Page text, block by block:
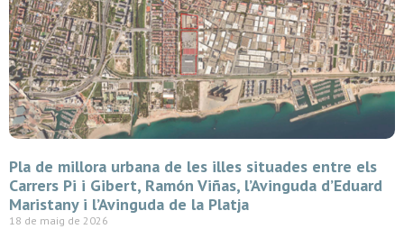
Pla de millora urbana de les illes situades entre els
Carrers Pi i Gibert, Ramón Viñas, l’Avinguda d’Eduard
Maristany i l’Avinguda de la Platja
18 de maig de 2026